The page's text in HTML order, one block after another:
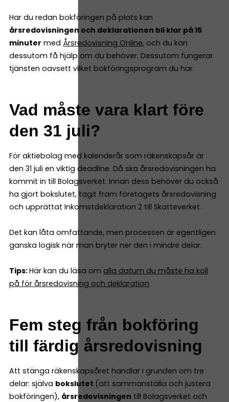
Har du redan bokföringen på plats kan
årsredovisningen och deklarationen bli klar på 15
minuter med Årsredovisning Online, och du kan
dessutom få hjälp om du behöver. Dessutom fungerar
tjänsten oavsett vilket bokföringsprogram du har.
Vad måste vara klart före
den 31 juli?
För aktiebolag med kalenderår som räkenskapsår är
den 31 juli en viktig deadline. Då ska årsredovisningen ha
kommit in till Bolagsverket. Innan dess behöver du också
ha gjort bokslutet, tagit fram företagets årsredovisning
och upprättat Inkomstdeklaration 2 till Skatteverket.
Det kan låta omfattande, men processen är egentligen
ganska logisk när man bryter ner den i mindre delar.
Tips:Här kan du läsa om alla datum du måste ha koll
på för årsredovisning och deklaration.
Fem steg från bokföring
till färdig årsredovisning
Att stänga räkenskapsåret handlar i grunden om tre
delar: själva bokslutet (att sammanställa och justera
bokföringen), årsredovisningen till Bolagsverket och